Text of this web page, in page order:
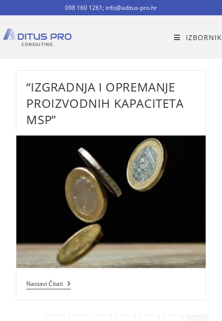
098 160 1261; info@aditus-pro.hr
IZBORNIK
“IZGRADNJA I OPREMANJE
PROIZVODNIH KAPACITETA
MSP”
Nastavi Čitati